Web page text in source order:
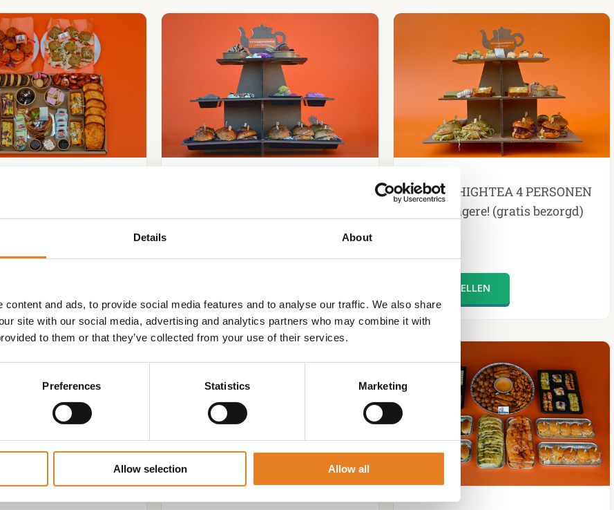
Details About
content and ads, to provide social media features and to analyse our traffic. We also share
site with our social media, advertising and analytics partners who may combine it with
to them or that they’ve collected from your use of their services.
Preferences Statistics Marketing
Allow selection Allow all
HALAL HIGHTEA 4 PERSONEN
incl etagere! (gratis bezorgd)